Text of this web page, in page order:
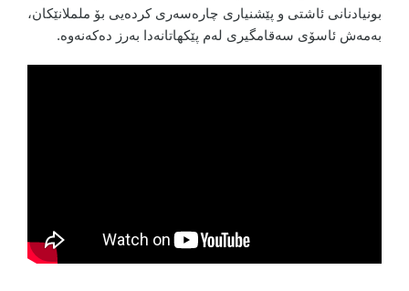
بونیادنانی ئاشتی و پێشنیاری چارەسەری کردەیی بۆ ململانێکان،
بەمەش ئاسۆی سەقامگیری لەم پێکهاتانەدا بەرز دەکەنەوە.